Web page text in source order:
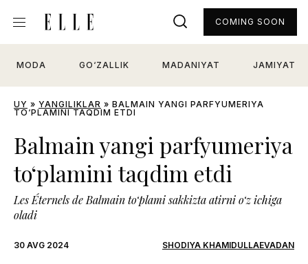
MODA GO‘ZALLIK MADANIYAT JAMIYAT
COMING SOON
UY » YANGILIKLAR » BALMAIN YANGI PARFYUMERIYA
TO‘PLAMINI TAQDIM ETDI
Balmain yangi parfyumeriya
to‘plamini taqdim etdi
Les Éternels de Balmain to‘plami sakkizta atirni o‘z ichiga
oladi
30 AVG 2024 SHODIYA KHAMIDULLAEVADAN